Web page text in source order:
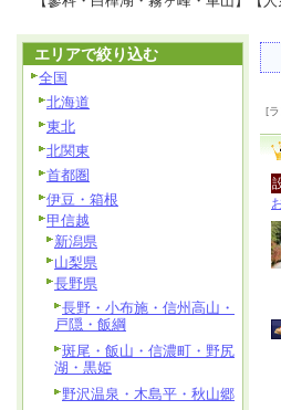
[
エリアで絞り込む
全国
北海道
東北
北関東
首都圏
伊豆・箱根
甲信越
新潟県
山梨県
長野県
長野・小布施・信州高山・
戸隠・飯綱
斑尾・飯山・信濃町・野尻
湖・黒姫
野沢温泉・木島平・秋山郷